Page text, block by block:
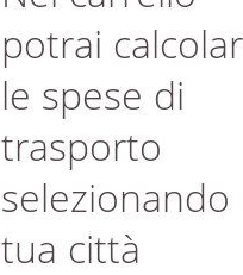
potrai
le spese di
trasporto
selezionando
tua città